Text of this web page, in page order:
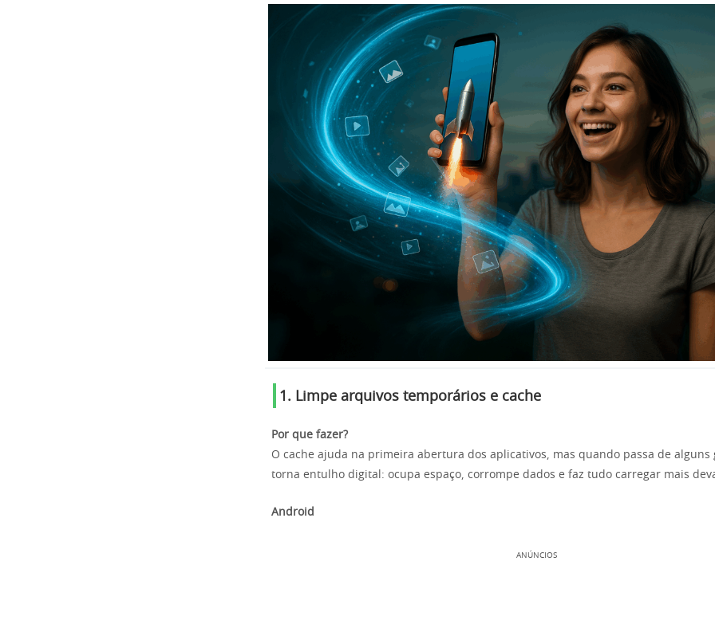
1. Limpe arquivos temporários e cache
Por que fazer?
O cache ajuda na primeira abertura dos aplicativos, mas quando passa de alguns
torna entulho digital: ocupa espaço, corrompe dados e faz tudo carregar mais
Android
ANÚNCIOS